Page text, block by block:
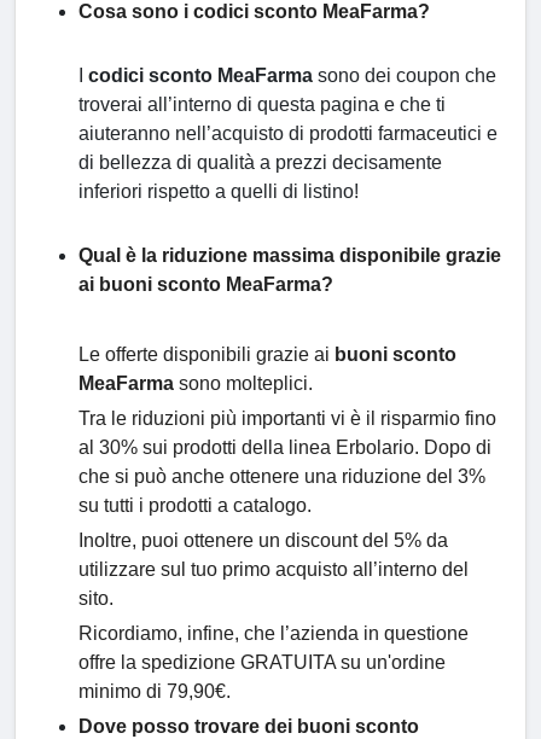
Cosa sono i codici sconto MeaFarma?
codici sconto MeaFarma sono dei coupon che
troverai all’interno di questa pagina e che ti
aiuteranno nell’acquisto di prodotti farmaceutici e
di bellezza di qualità a prezzi decisamente
inferiori rispetto a quelli di listino!
Qual è la riduzione massima disponibile grazie
ai buoni sconto MeaFarma?
Le offerte disponibili grazie ai buoni sconto
MeaFarma sono molteplici.
Tra le riduzioni più importanti vi è il risparmio fino
al 30% sui prodotti della linea Erbolario. Dopo di
che si può anche ottenere una riduzione del 3%
su tutti i prodotti a catalogo.
Inoltre, puoi ottenere un discount del 5% da
utilizzare sul tuo primo acquisto all’interno del
sito.
Ricordiamo, infine, che l’azienda in questione
offre la spedizione GRATUITA su un'ordine
minimo di 79,90€.
Dove posso trovare dei buoni sconto